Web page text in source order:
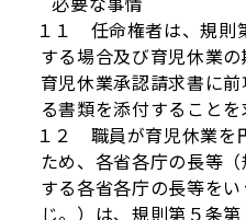
１１ 任命権者は、規則
する場合及び育児休業の
育児休業承認請求書に
る書類を添付することを
１２ 職員が育児休業を
ため、各省各庁の長等
する各省各庁の長等を
じ。）は、規則第５条